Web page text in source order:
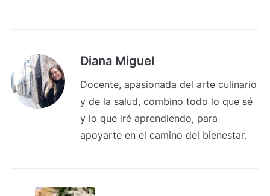
Diana Miguel
Docente, apasionada del arte culinario
y de la salud, combino todo lo que sé
y lo que iré aprendiendo, para
apoyarte en el camino del bienestar.